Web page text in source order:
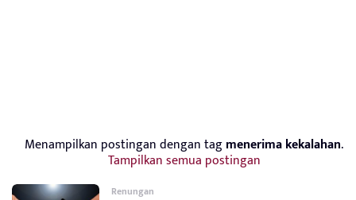
Menampilkan postingan dengan tagmenerima kekalahan.
Tampilkan semua postingan
Renungan